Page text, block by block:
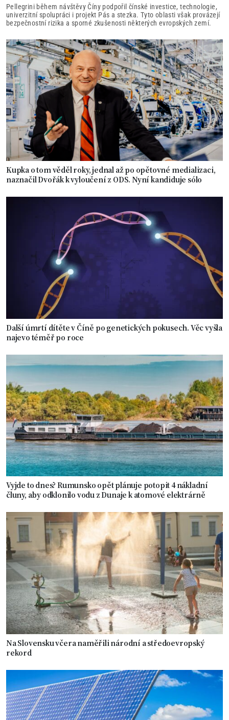
Pellegrini během návštěvy Číny podpořil čínské investice, technologie,
univerzitní spolupráci i projekt Pás a stezka. Tyto oblasti však provázejí
bezpečnostní rizika a sporné zkušenosti některých evropských zemí.
Kupka o tom věděl roky, jednal až po opětovné medializaci,
naznačil Dvořák k vyloučení z ODS. Nyní kandiduje sólo
Další úmrtí dítěte v Číně po genetických pokusech. Věc vyšla
najevo téměř po roce
Vyjde to dnes? Rumunsko opět plánuje potopit 4 nákladní
čluny, aby odklonilo vodu z Dunaje k atomové elektrárně
Na Slovensku včera naměřili národní a středoevropský
rekord